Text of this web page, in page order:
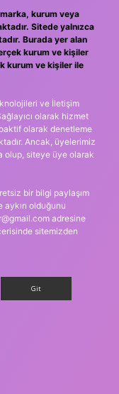
kurum veya
Sitede yalnızca
Burada yer alan
kurum ve kişiler
kurum ve kişiler ile
ve İletişim
olarak hizmet
olarak denetleme
Ancak, üyelerimiz
olup, siteye üye olarak
bir bilgi paylaşım
olduğunu
adresine
sitemizden